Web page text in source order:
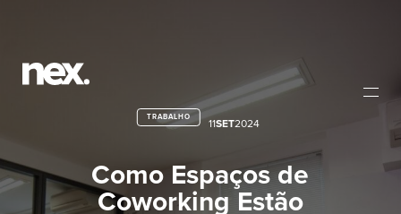
TRABALHO
11SET2024
Como Espaços de
Coworking Estão